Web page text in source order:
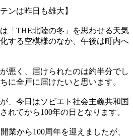
ンは昨日も雄大】
「THE北陸の冬」を思わせる天気
する空模様のなか、午後は町内へ
悪く、届けられたのは約半分でし
に全戸に届けたいと思います。
、今日はソビエト社会主義共和国
れてから100年の日となります。
業から100周年を迎えましたが、